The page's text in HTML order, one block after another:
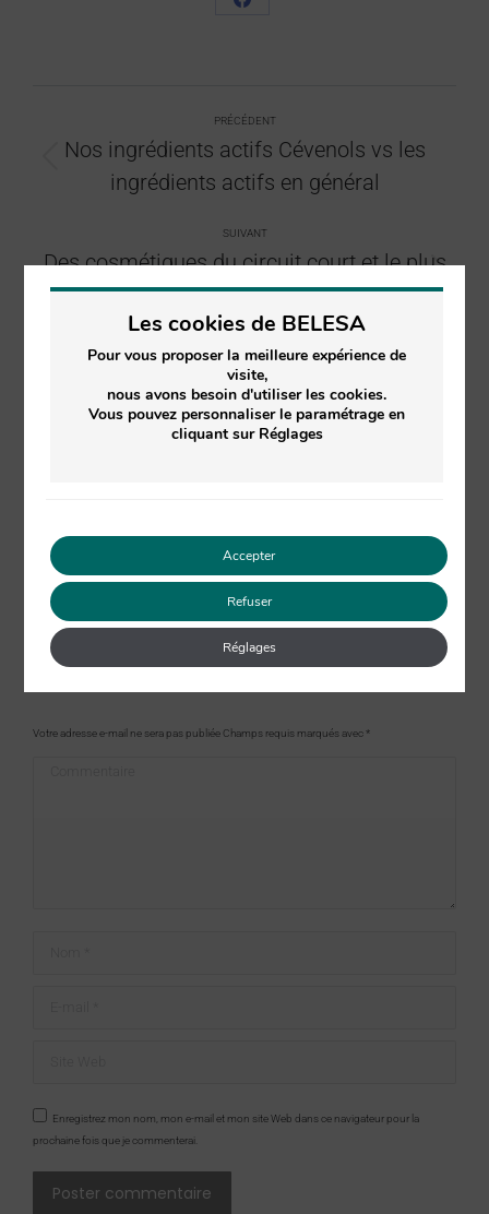
PRÉCÉDENT
Nos ingrédients actifs Cévenols vs les
ingrédients actifs en général
SUIVANT
Des cosmétiques du circuit court et le plus
ancien fabricant de jeans français.
Articles similaires
Laisser un commentaire
Votre adresse e-mail ne sera pas publiée Champs requis marqués avec*
Enregistrez mon nom, mon e-mail et mon site Web dans ce navigateur pour la
prochaine fois que je commenterai.
Poster commentaire
Les cookies de BELESA
Pour vous proposer la meilleure expérience de
visite,
nous avons besoin d'utiliser les cookies.
Vous pouvez personnaliser le paramétrage en
cliquant sur Réglages
Accepter
Refuser
Réglages